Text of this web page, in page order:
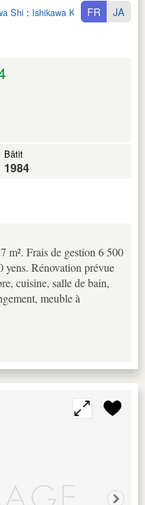
Shi : Ishikawa Ken FR JA
Bâtit
1984
m². Frais de gestion 6 500
yens. Rénovation prévue
cuisine, salle de bain,
meuble à